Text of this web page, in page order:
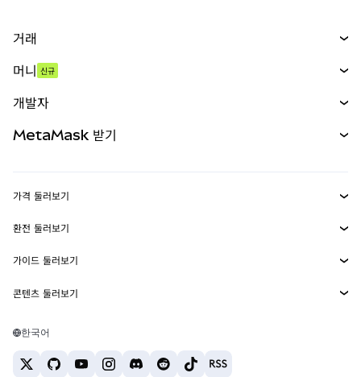
거래
무기한 선물
실물자산
머니 신규
개발자
MetaMask Connect
Snaps
웹3 서비스
MetaMask 받기
보안
고객 지원
채용
가격 둘러보기
이더리움 가격
솔라나 가격
테더 가격
환전 둘러보기
ETH를 USD로 환전
USDT를 INR로 환전
BTC를 INR로 환전
ETH를 USDT로 환전
가이드 둘러보기
ETH 매수
USDT 매수
콘텐츠 둘러보기
솔라나 지갑
한국어